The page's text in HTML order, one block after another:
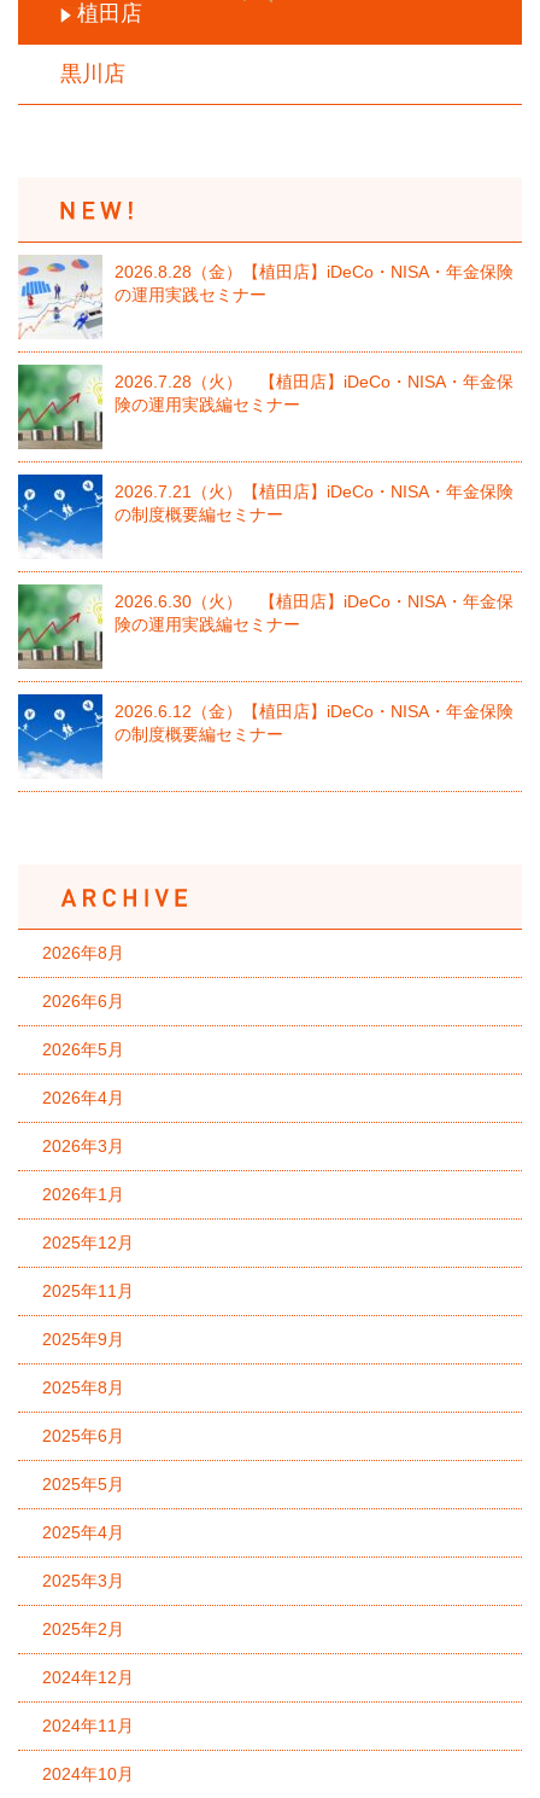
植田店
黒川店
2026.8.28（金）【植田店】iDeCo・NISA・年金保険
の運用実践セミナー
2026.7.28（火） 【植田店】iDeCo・NISA・年金保
険の運用実践編セミナー
2026.7.21（火）【植田店】iDeCo・NISA・年金保険
の制度概要編セミナー
2026.6.30（火） 【植田店】iDeCo・NISA・年金保
険の運用実践編セミナー
2026.6.12（金）【植田店】iDeCo・NISA・年金保険
の制度概要編セミナー
2026年8月
2026年6月
2026年5月
2026年4月
2026年3月
2026年1月
2025年12月
2025年11月
2025年9月
2025年8月
2025年6月
2025年5月
2025年4月
2025年3月
2025年2月
2024年12月
2024年11月
2024年10月